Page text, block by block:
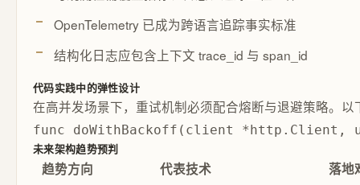
OpenTelemetry 已成为跨语言追踪事实标准
结构化日志应包含上下文 trace_id 与 span_id
代码实践中的弹性设计
在高并发场景下，重试机制必须配合熔断与退避策略。
func doWithBackoff(client
未来架构趋势预判
趋势方向 代表技术
落地